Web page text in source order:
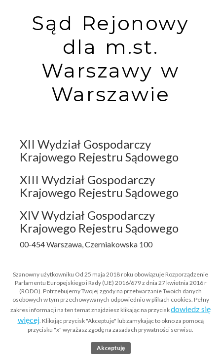
Sąd Rejonowy
dla m.st.
Warszawy w
Warszawie
XII Wydział Gospodarczy
Krajowego Rejestru Sądowego
XIII Wydział Gospodarczy
Krajowego Rejestru Sądowego
XIV Wydział Gospodarczy
Krajowego Rejestru Sądowego
00-454 Warszawa, Czerniakowska 100
Czy dokumenty z KRS oraz
Rejestru Dłużników zgromadzone
w sądzie w Warszawie można
przeglądać online ?
Szanowny użytkowniku Od 25 maja 2018 roku obowiązuje Rozporządzenie
Parlamentu Europejskiego i Rady (UE) 2016/679 z dnia 27 kwietnia 2016 r
(RODO). Potrzebujemy Twojej zgody na przetwarzanie Twoich danych
osobowych w tym przechowywanych odpowiednio w plikach cookies. Pełny
zakres informacji na ten temat znajdziesz klikając na przyciskdowiedz się
więcej. Klikając przycisk "Akceptuje" lub zamykając to okno za pomocą
przycisku "x" wyrażasz zgodę na zasadach prywatności serwisu.
Akceptuję